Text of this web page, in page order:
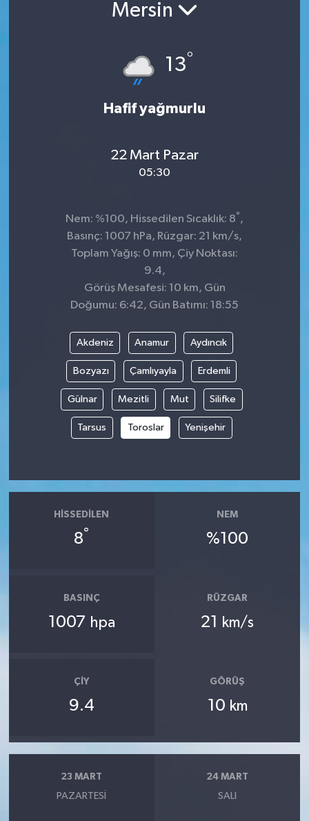
Mersin
13°
Hafif yağmurlu
22 Mart Pazar
05:30
Nem: %100, Hissedilen Sıcaklık: 8° ,
Basınç: 1007 hPa, Rüzgar: 21 km/s,
Toplam Yağış: 0 mm, Çiy Noktası:
9.4,
Görüş Mesafesi: 10 km, Gün
Doğumu: 6:42, Gün Batımı: 18:55
Akdeniz Anamur Aydıncık
Bozyazı Çamlıyayla Erdemli
Gülnar Mezitli Mut Silifke
Tarsus Toroslar Yenişehir
HISSEDILEN
8°
NEM
%100
BASINÇ
1007 hpa
RÜZGAR
21 km/s
ÇIY
9.4
GÖRÜŞ
10 km
23 MART
PAZARTESI
24 MART
SALI